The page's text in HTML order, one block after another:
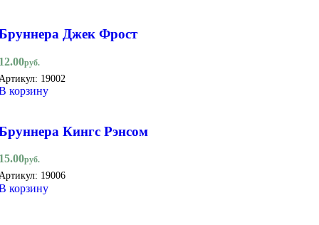
Джек Фрост
руб.
19002
корзину
Кингс Рэнсом
руб.
19006
корзину